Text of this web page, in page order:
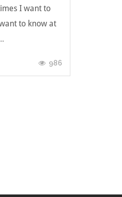
I want to
to know at
986